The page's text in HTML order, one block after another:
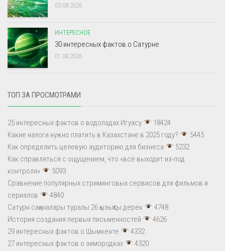
03.08.2026
ИНТЕРЕСНОЕ
30 интересных фактов о Сатурне
01.08.2026
ТОП ЗА ПРОСМОТРАМИ
25 интересных фактов о водопадах Игуасу
18424
Какие налоги нужно платить в Казахстане в 2025 году?
5445
Как определить целевую аудиторию для бизнеса
5232
Как справляться с ощущением, что «всё выходит из-под
контроля»
5093
Сравнение популярных стриминговых сервисов для фильмов и
сериалов
4840
Сатурн сақиналары туралы 26 қызықты дерек
4748
История создания первых письменностей
4626
29 интересных фактов о Шымкенте
4332
27 интересных фактов о зимородках
4320